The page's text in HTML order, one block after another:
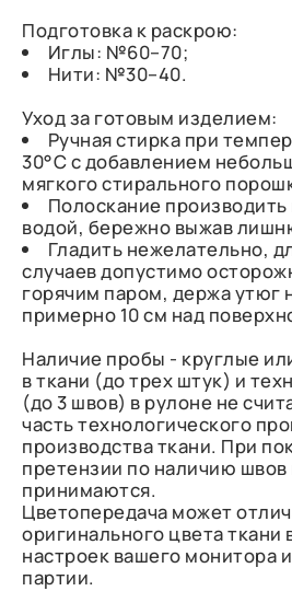
Подготовка к раскрою:
Иглы: №60–70;
Нити: №30–40.
Уход за готовым изделием:
Ручная стирка при
30°C с добавлением
мягкого стирального
Полоскание
водой, бережно выжав
Гладить нежелательно,
случаев допустимо
горячим паром, держа утюг
примерно 10 см над
Наличие пробы - круглые
в ткани (до трех штук) и
(до 3 швов) в рулоне не
часть технологического
производства ткани. При
претензии по наличию швов
принимаются.
Цветопередача может
оригинального цвета ткани
настроек вашего монитора
партии.